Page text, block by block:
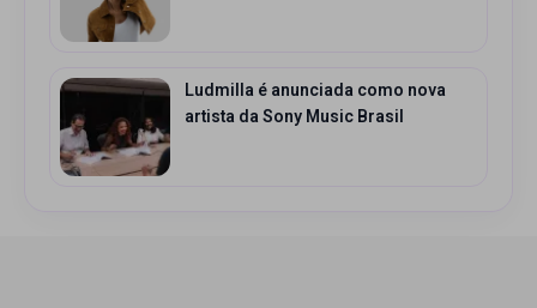
Ludmilla é anunciada como nova
artista da Sony Music Brasil